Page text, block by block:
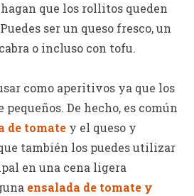
que los rollitos queden
ser un queso fresco, un
o incluso con tofu.
como aperitivos ya que los
De hecho, es común
de tomatey el queso y
también los puedes utilizar
en una cena ligera
ensalada de tomate y